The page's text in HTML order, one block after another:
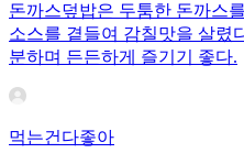
돈까스덮밥은 두툼한 돈까스
소스를 곁들여 감칠맛을 살렸
분하며 든든하게 즐기기 좋다.
먹는건다좋아